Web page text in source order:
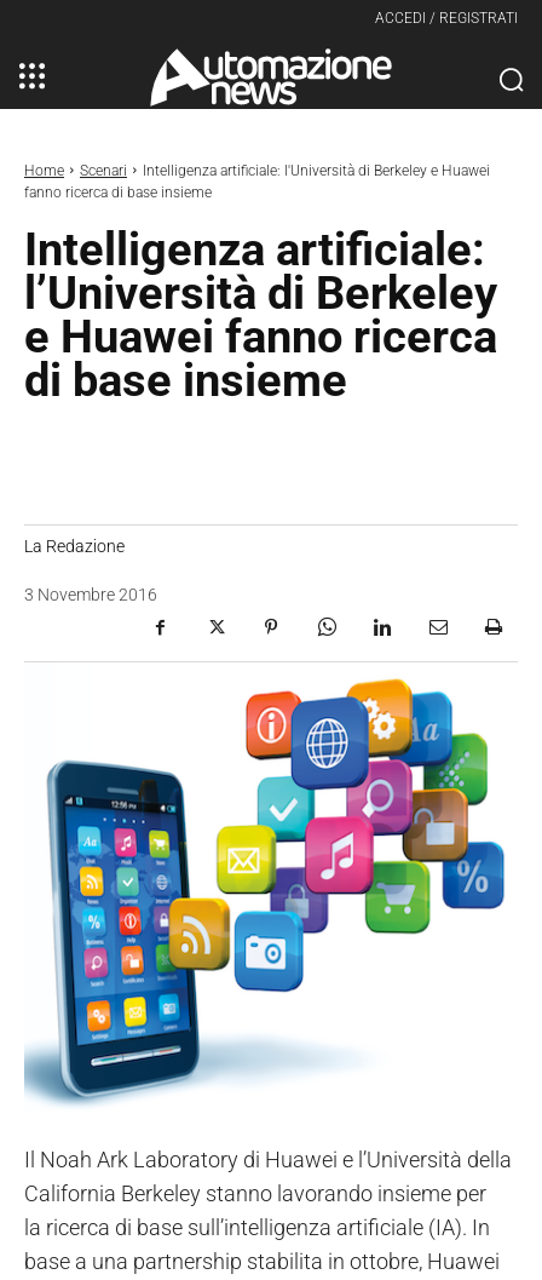
ACCEDI / REGISTRATI
Home Scenari
Intelligenza artificiale: l'Università di Berkeley e Huawei
fanno ricerca di base insieme
Intelligenza artificiale:
l’Università di Berkeley
e Huawei fanno ricerca
di base insieme
La Redazione
3 Novembre 2016
Il Noah Ark Laboratory di Huawei e l’Università della
California Berkeley stanno lavorando insieme per
la ricerca di base sull’intelligenza artificiale (IA). In
base a una partnership stabilita in ottobre, Huawei